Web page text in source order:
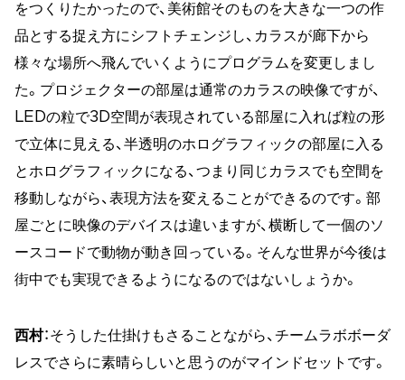
をつくりたかったので、美術館そのものを大きな一つの作
品とする捉え方にシフトチェンジし、カラスが廊下から
様々な場所へ飛んでいくようにプログラムを変更しまし
た。プロジェクターの部屋は通常のカラスの映像ですが、
LEDの粒で3D空間が表現されている部屋に入れば粒の形
で立体に見える、半透明のホログラフィックの部屋に入る
とホログラフィックになる、つまり同じカラスでも空間を
移動しながら、表現方法を変えることができるのです。部
屋ごとに映像のデバイスは違いますが、横断して一個のソ
ースコードで動物が動き回っている。そんな世界が今後は
街中でも実現できるようになるのではないしょうか。
西村：そうした仕掛けもさることながら、チームラボボーダ
レスでさらに素晴らしいと思うのがマインドセットです。